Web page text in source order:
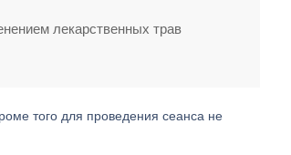
лекарственных трав
того для проведения сеанса не